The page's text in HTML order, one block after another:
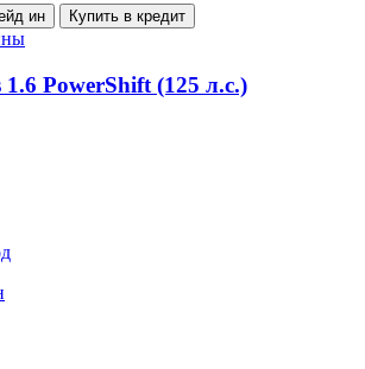
ин Купить в кредит
PowerShift (125 л.с.)